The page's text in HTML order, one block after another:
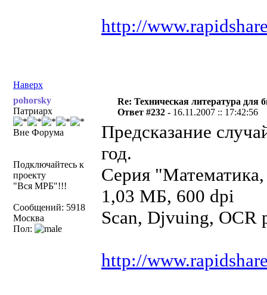
http://
Наверх
pohorsky
Патриарх
Вне Форума
Подключайтесь к
проекту
"Вся МРБ"!!!
Сообщений: 5918
Москва
Пол:
Re: Техническая литература для
Ответ #232 - 16.11.2007 :: 17:42:56
Предсказание
год.
Серия
1,03 МБ, 600 dpi
Scan, Djvuing, OCR
http://